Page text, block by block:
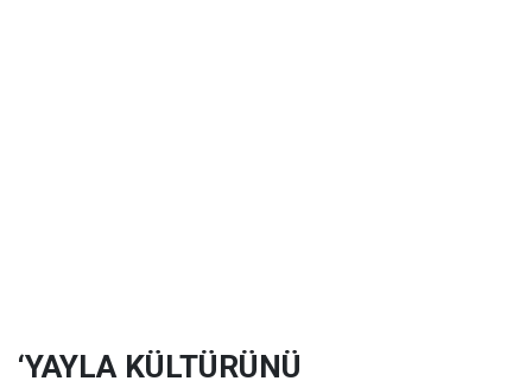
‘YAYLA KÜLTÜRÜNÜ